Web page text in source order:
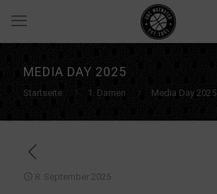
MEDIA DAY 2025
Startseite 1. Damen Media Day 2025
8. September 2025